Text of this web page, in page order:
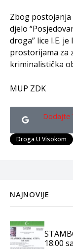
Zbog
djelo
droga” lice I.E.
prostorijama za
kriminalistička
MUP ZDK
Dodajte
Droga U Visokom
NAJNOVIJE
18:00